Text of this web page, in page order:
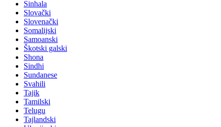
Sinhala
Slovački
Slovenački
Somalijski
Samoanski
Škotski galski
Shona
Sindhi
Sundanese
Svahili
Tajik
Tamilski
Telugu
Tajlandski